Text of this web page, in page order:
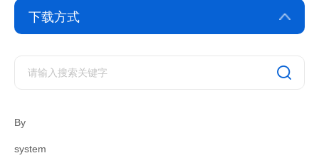
驱动下载
软件下载
By
system